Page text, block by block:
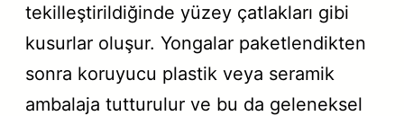
tekilleştirildiğinde yüzey çatlakları gibi
kusurlar oluşur. Yongalar paketlendikten
sonra koruyucu plastik veya seramik
ambalaja tutturulur ve bu da geleneksel